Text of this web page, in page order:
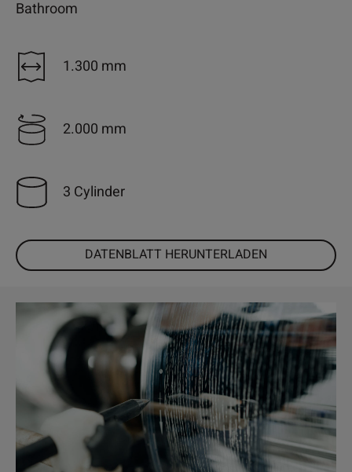
Bathroom
1.300 mm
2.000 mm
3 Cylinder
DATENBLATT HERUNTERLADEN